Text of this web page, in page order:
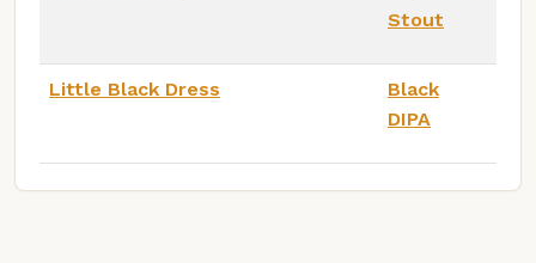
Stout
Little Black Dress
Black
DIPA